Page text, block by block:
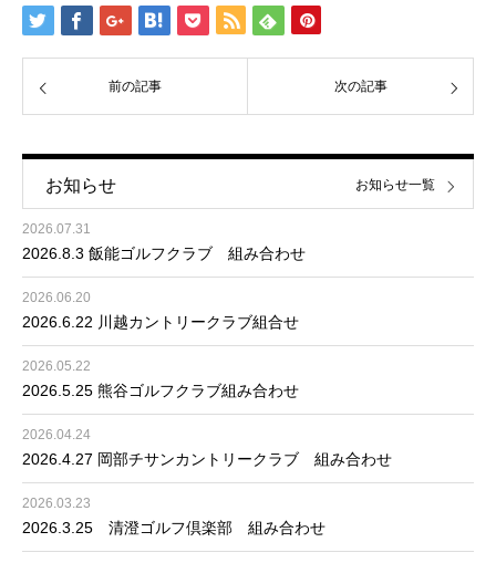
前の記事 次の記事
お知らせ
2026.07.31
2026.8.3 飯能ゴルフクラブ 組み合わせ
2026.06.20
2026.6.22 川越カントリークラブ組合せ
2026.05.22
2026.5.25 熊谷ゴルフクラブ組み合わせ
2026.04.24
2026.4.27 岡部チサンカントリークラブ 組み合わせ
2026.03.23
2026.3.25 清澄ゴルフ倶楽部 組み合わせ
お知らせ一覧